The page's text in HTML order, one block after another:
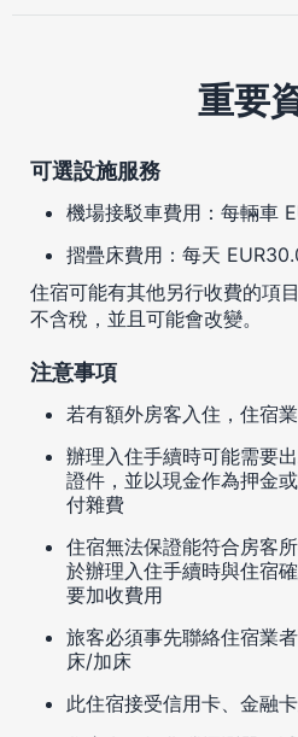
重要
可選設施服務
機場接駁車費用：每輛車
摺疊床費用：每天
住宿可能有其他另行收費的項
不含稅，並且可能會改變。
注意事項
若有額外房客入住，住宿
辦理入住手續時可能需要
證件，並以現金作為押金
付雜費
住宿無法保證能符合房客
於辦理入住手續時與住宿
要加收費用
旅客必須事先聯絡住宿業
床/加床
此住宿接受信用卡、金融